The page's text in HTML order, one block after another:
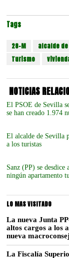
Tags
28-M alcalde
Turismo
NOTICIAS
El PSOE de Sevilla
se han creado 1.974
El alcalde de Sevilla
a los turistas
Sanz (PP) se
ningún apartamento
LO MAS VISITADO
La nueva Junta
altos cargos a los
nueva
La Fiscalía